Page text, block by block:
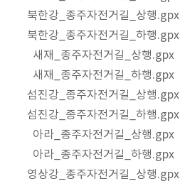
북한강_종주자전거길_상행.gpx
북한강_종주자전거길_하행.gpx
새재_종주자전거길_상행.gpx
새재_종주자전거길_하행.gpx
섬진강_종주자전거길_상행.gpx
섬진강_종주자전거길_하행.gpx
아라_종주자전거길_상행.gpx
아라_종주자전거길_하행.gpx
영상강_종주자전거길_상행.gpx